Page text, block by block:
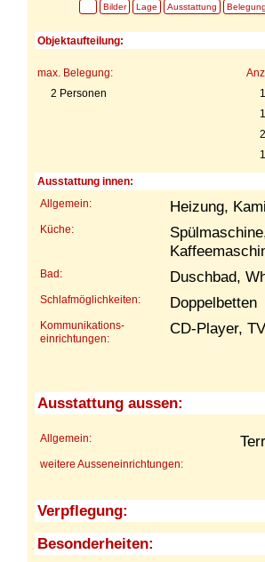
Bilder Lage Ausstattung
Objektaufteilung:
max. Belegung:
2 Personen
Ausstattung innen:
Allgemein:
Heizung,
Küche:
Bad: Duschbad,
Schlafmöglichkeiten: Doppelbetten
Kommunikations-
einrichtungen:
CD-Player,
Ausstattung aussen:
Allgemein:
weitere Ausseneinrichtungen:
Verpflegung:
Besonderheiten: